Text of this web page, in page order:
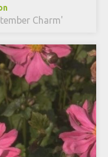
Charm'